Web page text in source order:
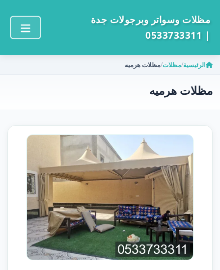
مظلات وسواتر وبرجولات جدة
| 0533733311
الرئيسية/مظلات/مظلات هرميه
مظلات هرميه